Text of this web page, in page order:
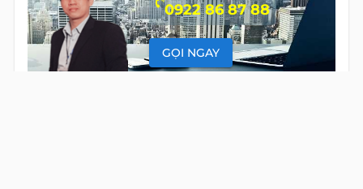
0922 86 87 88
GỌI NGAY